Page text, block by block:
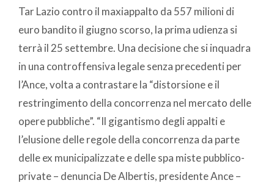
Tar Lazio contro il maxiappalto da 557 milioni di
euro bandito il giugno scorso, la prima udienza si
terrà il 25 settembre. Una decisione che si inquadra
in una controffensiva legale senza precedenti per
l’Ance, volta a contrastare la “distorsione e il
restringimento della concorrenza nel mercato delle
opere pubbliche”. “Il gigantismo degli appalti e
l’elusione delle regole della concorrenza da parte
delle ex municipalizzate e delle spa miste pubblico-
private – denuncia De Albertis, presidente Ance –